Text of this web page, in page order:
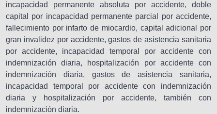
incapacidad permanente absoluta por accidente, doble
capital por incapacidad permanente parcial por accidente,
fallecimiento por infarto de miocardio, capital adicional por
gran invalidez por accidente, gastos de asistencia sanitaria
por accidente, incapacidad temporal por accidente con
indemnización diaria, hospitalización por accidente con
indemnización diaria, gastos de asistencia sanitaria,
incapacidad temporal por accidente con indemnización
diaria y hospitalización por accidente, también con
indemnización diaria.